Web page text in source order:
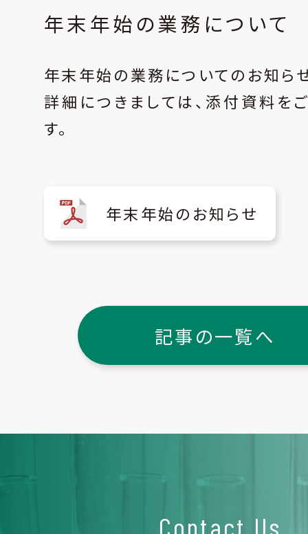
年末年始の業務について
年末年始の業務についてのお知ら
詳細につきましては、添付資料を
す。
年末年始のお知らせ
記事の一覧へ
Contact Us